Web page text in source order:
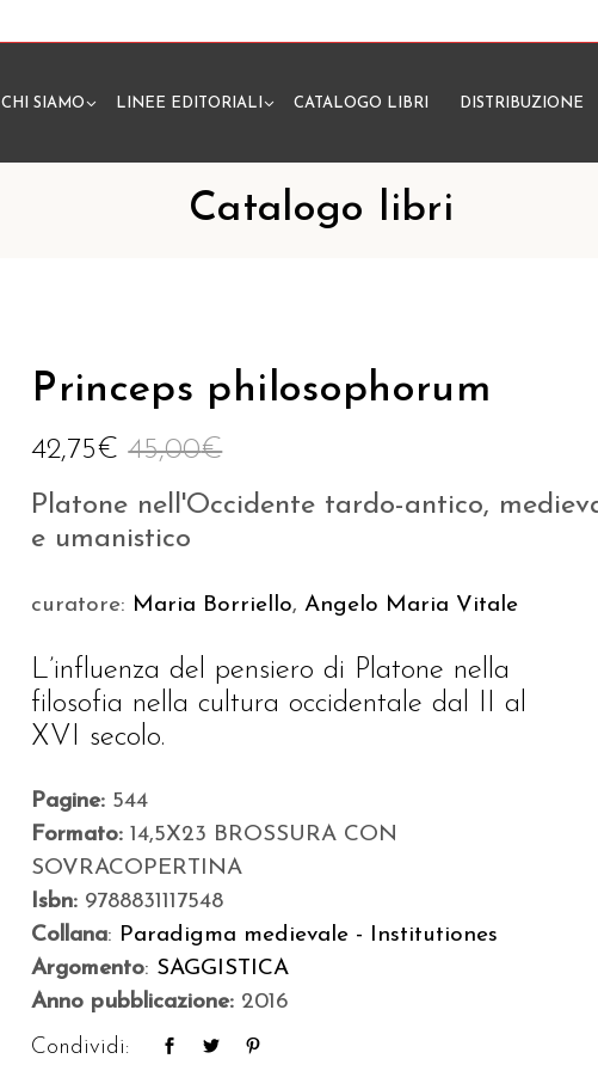
CHI SIAMO LINEE EDITORIALI CATALOGO LIBRI DISTRIBUZIONE
Catalogo libri
Princeps philosophorum
45,00€
42,75€
Platone nell'Occidente tardo-antico,
e umanistico
curatore: Maria Borriello,Angelo Maria Vitale
L’influenza del pensiero di Platone nella
filosofia nella cultura occidentale dal II al
XVI secolo.
Pagine: 544
Formato:14,5X23 BROSSURA CON
SOVRACOPERTINA
Isbn: 9788831117548
Collana: Paradigma medievale - Institutiones
Argomento: SAGGISTICA
Anno pubblicazione: 2016
Condividi: